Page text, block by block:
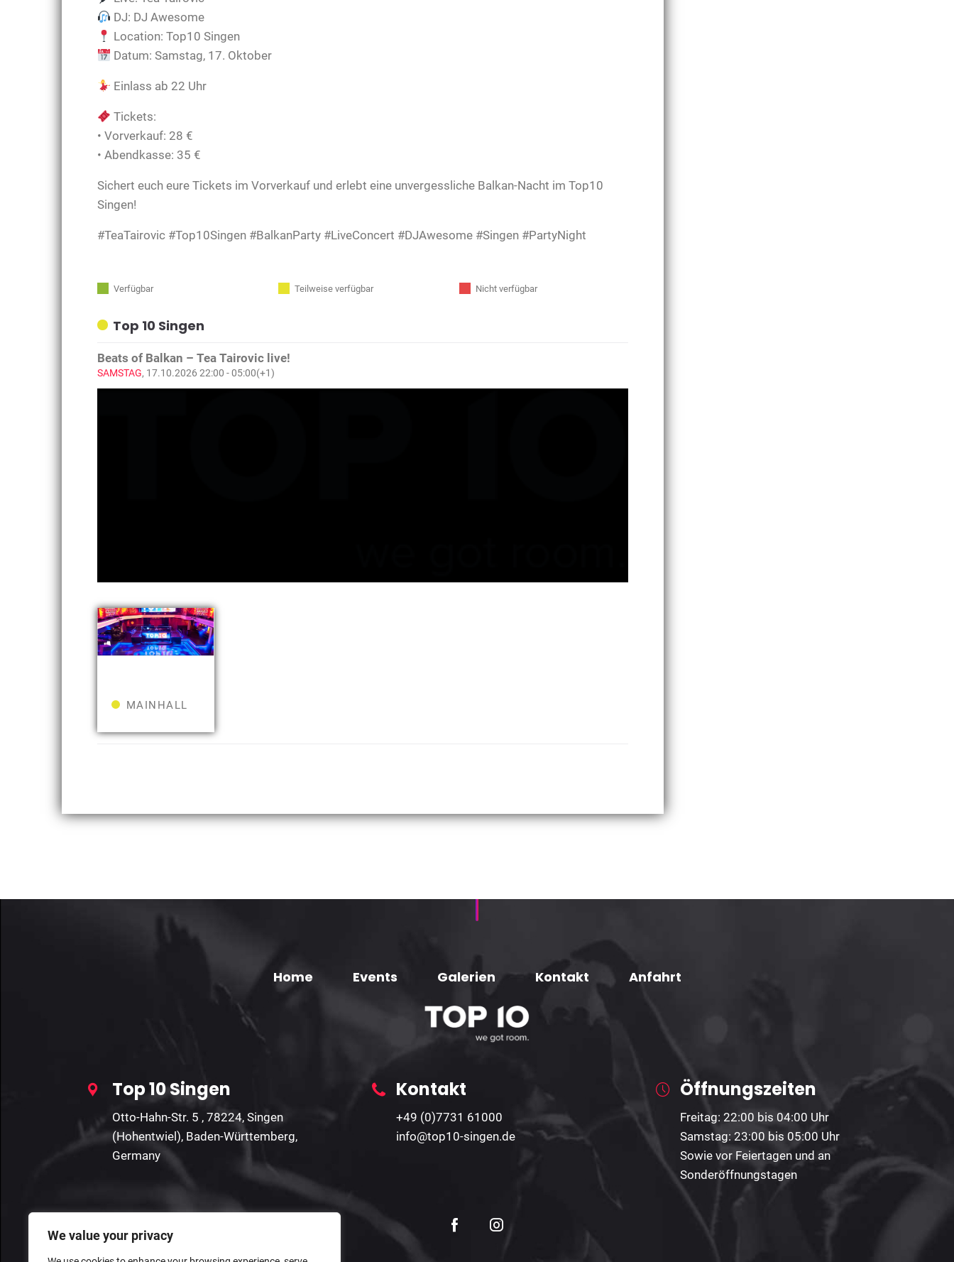
We value your privacy
DJ: DJ Awesome
Location: Top10 Singen
Datum: Samstag, 17. Oktober
Einlass ab 22 Uhr
Tickets:
• Vorverkauf: 28 €
• Abendkasse: 35 €
Sichert euch eure Tickets im Vorverkauf und erlebt eine unvergessliche Balkan-Nacht im Top10
Singen!
#TeaTairovic #Top10Singen #BalkanParty #LiveConcert #DJAwesome #Singen #PartyNight
Verfügbar Teilweise verfügbar Nicht verfügbar
Top 10 Singen
Beats of Balkan – Tea Tairovic live!
SAMSTAG, 17.10.2026 22:00 - 05:00(+1)
MAINHALL
Home Events Galerien Kontakt Anfahrt
Top 10 Singen
Otto-Hahn-Str. 5 , 78224, Singen
(Hohentwiel), Baden-Württemberg,
Germany
Kontakt
+49 (0)7731 61000
info@top10-singen.de
Öffnungszeiten
Freitag: 22:00 bis 04:00 Uhr
Samstag: 23:00 bis 05:00 Uhr
Sowie vor Feiertagen und an
Sonderöffnungstagen